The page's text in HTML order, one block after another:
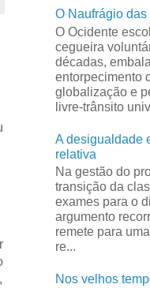
O Naufrágio das
O Ocidente
cegueira
décadas,
entorpecimento
globalização e
livre-trânsito
A desigualdade
relativa
Na gestão do
transição da
exames para o
argumento
remete para
re...
Nos velhos